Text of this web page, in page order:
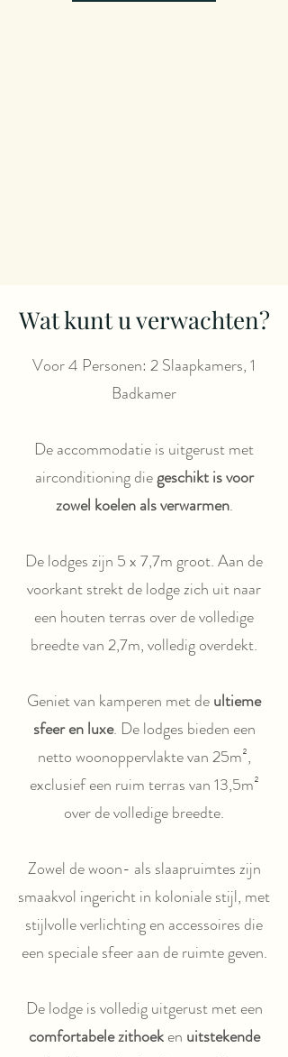
Wat kunt u verwachten?
Voor 4 Personen: 2 Slaapkamers, 1
Badkamer
De accommodatie is uitgerust met
airconditioning diegeschikt is voor
zowel koelen als verwarmen.
De lodges zijn 5 x 7,7m groot. Aan de
voorkant strekt de lodge zich uit naar
een houten terras over de volledige
breedte van 2,7m, volledig overdekt.
Geniet van kamperen met deultieme
sfeer en luxe. De lodges bieden een
netto woonoppervlakte van 25m²,
exclusief een ruim terras van 13,5m²
over de volledige breedte.
Zowel de woon- als slaapruimtes zijn
smaakvol ingericht in koloniale stijl, met
stijlvolle verlichting en accessoires die
een speciale sfeer aan de ruimte geven.
De lodge is volledig uitgerust met een
comfortabele zithoeken uitstekende